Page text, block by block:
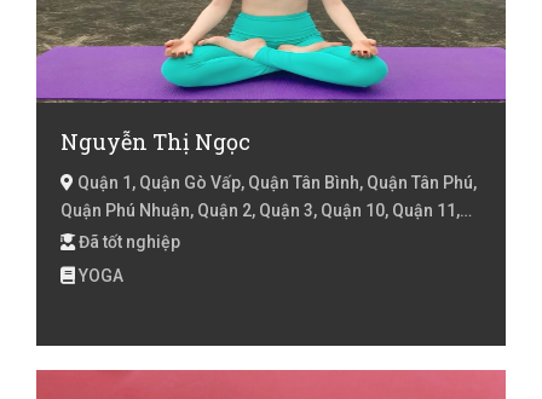
Nguyễn Thị Ngọc
Quận 1, Quận Gò Vấp, Quận Tân Bình, Quận Tân Phú,
Quận Phú Nhuận, Quận 2, Quận 3, Quận 10, Quận 11,
Quận 4, Quận 5, Quận 6, Quận 8, Quận Bình Tân, Quận
7, Huyện Hóc Môn, Huyện Nhà Bè, Hồ Chí Minh
Đã tốt nghiệp
YOGA